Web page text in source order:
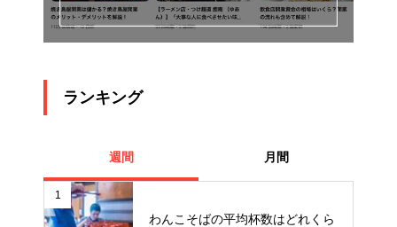
ランキング
週間 月間
1
わんこそばの平均杯数はどれくら